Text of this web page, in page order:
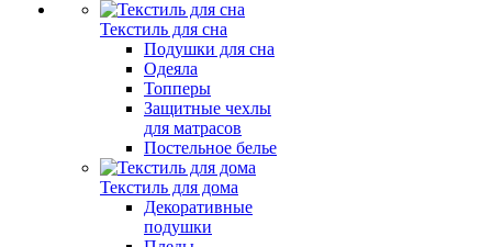
Текстиль для сна
Подушки для сна
Одеяла
Топперы
Защитные чехлы
для матрасов
Постельное белье
Текстиль для дома
Декоративные
подушки